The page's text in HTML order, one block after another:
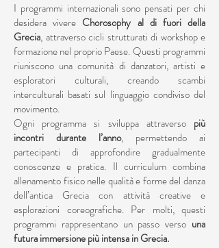
I programmi internazionali sono pensati per chi
desidera vivereChorosophy al di fuori della
Grecia, attraverso cicli strutturati di workshop e
formazione nel proprio Paese. Questi programmi
riuniscono una comunità di danzatori, artisti e
esploratori culturali, creando scambi
interculturali basati sul linguaggio condiviso del
movimento.
Ogni programma si sviluppa attraverso più
incontri durante l’anno, permettendo ai
partecipanti di approfondire gradualmente
conoscenze e pratica. Il curriculum combina
allenamento fisico nelle qualità e forme del danza
dell’antica Grecia con attività creative e
esplorazioni coreografiche. Per molti, questi
programmi rappresentano un passo verso una
futura immersione più intensa in Grecia.